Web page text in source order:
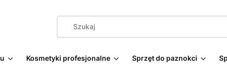
Kosmetyki profesjonalne Sprzęt do paznokci